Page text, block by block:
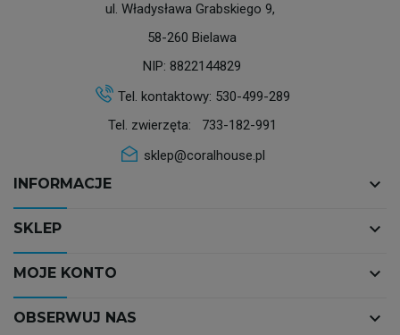
ul. Władysława Grabskiego 9,
58-260 Bielawa
NIP: 8822144829
Tel. kontaktowy: 530-499-289
Tel. zwierzęta: 733-182-991
sklep@coralhouse.pl
INFORMACJE keyboard_arrow_down
SKLEP keyboard_arrow_down
MOJE KONTO keyboard_arrow_down
OBSERWUJ NAS keyboard_arrow_down